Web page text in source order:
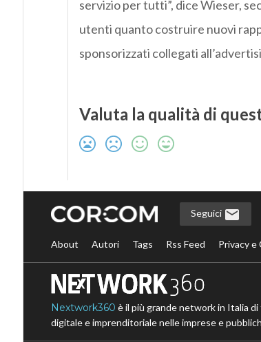
servizio per tutti”, dice Wieser,
utenti quanto costruire nuovi
sponsorizzati collegati
Valuta la qualità di
Seguici
About Autori Tags Rss Feed Privacy e
Nextwork360 è il più grande network in Italia
digitale e imprenditoriale nelle imprese e